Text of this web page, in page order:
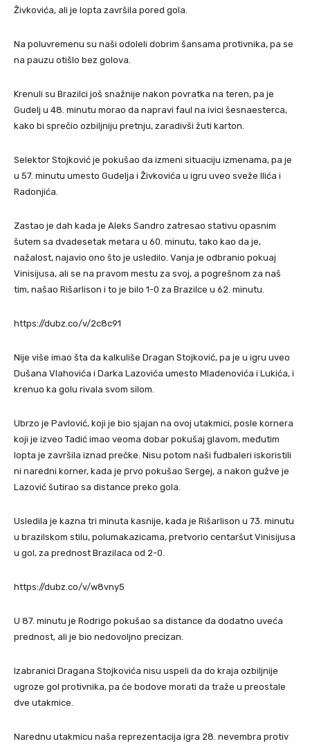
Živkovića, ali je lopta završila pored gola.
Na poluvremenu su naši odoleli dobrim šansama protivnika, pa se
na pauzu otišlo bez golova.
Krenuli su Brazilci još snažnije nakon povratka na teren, pa je
Gudelj u 48. minutu morao da napravi faul na ivici šesnaesterca,
kako bi sprečio ozbiljniju pretnju, zaradivši žuti karton.
Selektor Stojković je pokušao da izmeni situaciju izmenama, pa je
u 57. minutu umesto Gudelja i Živkovića u igru uveo sveže Ilića i
Radonjića.
Zastao je dah kada je Aleks Sandro zatresao stativu opasnim
šutem sa dvadesetak metara u 60. minutu, tako kao da je,
nažalost, najavio ono što je usledilo. Vanja je odbranio pokuaj
Vinisijusa, ali se na pravom mestu za svoj, a pogrešnom za naš
tim, našao Rišarlison i to je bilo 1-0 za Brazilce u 62. minutu.
https://dubz.co/v/2c8c91
Nije više imao šta da kalkuliše Dragan Stojković, pa je u igru uveo
Dušana Vlahovića i Darka Lazovića umesto Mladenovića i Lukića, i
krenuo ka golu rivala svom silom.
Ubrzo je Pavlović, koji je bio sjajan na ovoj utakmici, posle kornera
koji je izveo Tadić imao veoma dobar pokušaj glavom, međutim
lopta je završila iznad prečke. Nisu potom naši fudbaleri iskoristili
ni naredni korner, kada je prvo pokušao Sergej, a nakon gužve je
Lazović šutirao sa distance preko gola.
Usledila je kazna tri minuta kasnije, kada je Rišarlison u 73. minutu
u brazilskom stilu, polumakazicama, pretvorio centaršut Vinisijusa
u gol, za prednost Brazilaca od 2-0.
https://dubz.co/v/w8vny5
U 87. minutu je Rodrigo pokušao sa distance da dodatno uveća
prednost, ali je bio nedovoljno precizan.
Izabranici Dragana Stojkovića nisu uspeli da do kraja ozbiljnije
ugroze gol protivnika, pa će bodove morati da traže u preostale
dve utakmice.
Narednu utakmicu naša reprezentacija igra 28. nevembra protiv